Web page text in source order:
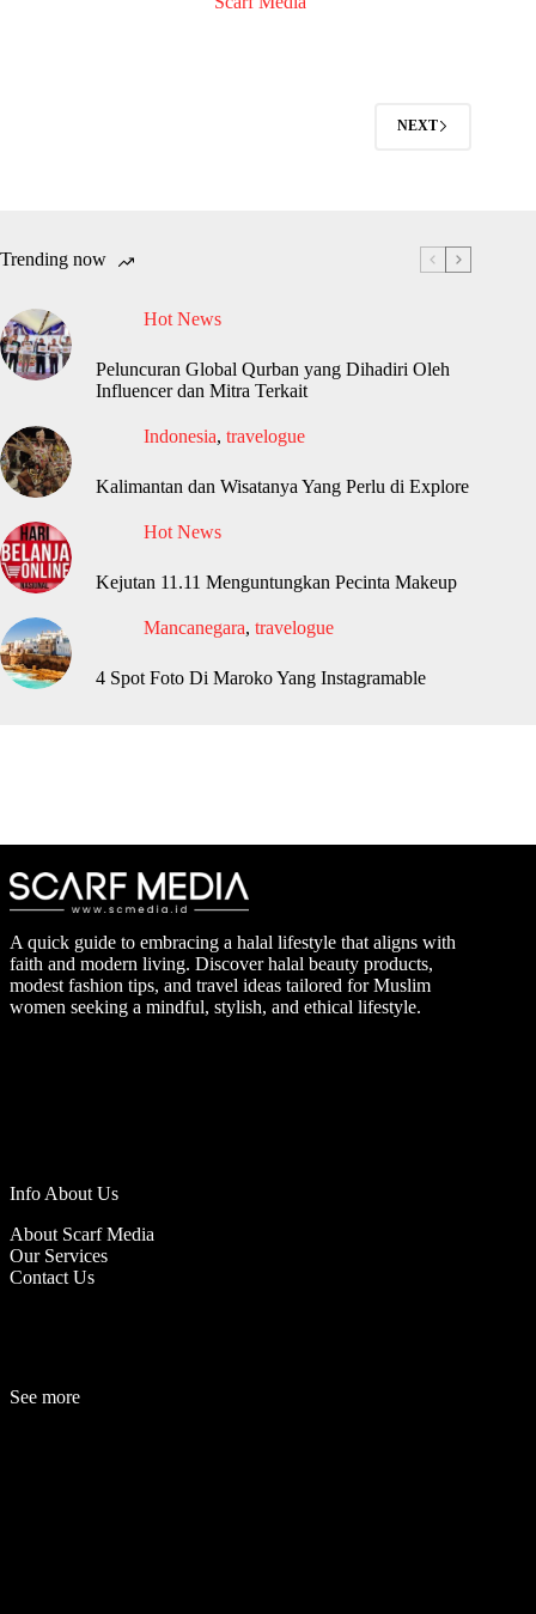
NEXT
Trending now
Hot News
Peluncuran Global Qurban yang Dihadiri Oleh
Influencer dan Mitra Terkait
Indonesia, travelogue
Kalimantan dan Wisatanya Yang Perlu di Explore
Hot News
Kejutan 11.11 Menguntungkan Pecinta Makeup
Mancanegara, travelogue
4 Spot Foto Di Maroko Yang Instagramable
A quick guide to embracing a halal lifestyle that aligns with
faith and modern living. Discover halal beauty products,
modest fashion tips, and travel ideas tailored for Muslim
women seeking a mindful, stylish, and ethical lifestyle.
Info About Us
About Scarf Media
Our Services
Contact Us
See more